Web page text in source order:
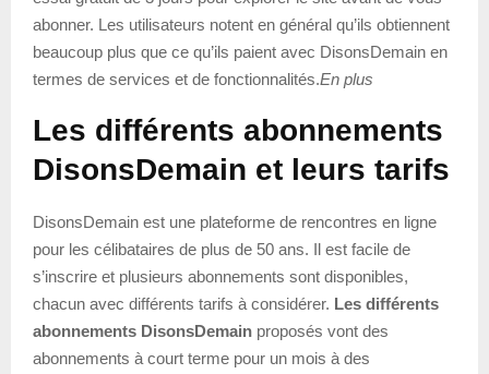
abonner. Les utilisateurs notent en général qu’ils obtiennent
beaucoup plus que ce qu’ils paient avec DisonsDemain en
termes de services et de fonctionnalités.En plus
Les différents abonnements
DisonsDemain et leurs tarifs
DisonsDemain est une plateforme de rencontres en ligne
pour les célibataires de plus de 50 ans. Il est facile de
s’inscrire et plusieurs abonnements sont disponibles,
chacun avec différents tarifs à considérer. Les différents
abonnements DisonsDemain proposés vont des
abonnements à court terme pour un mois à des